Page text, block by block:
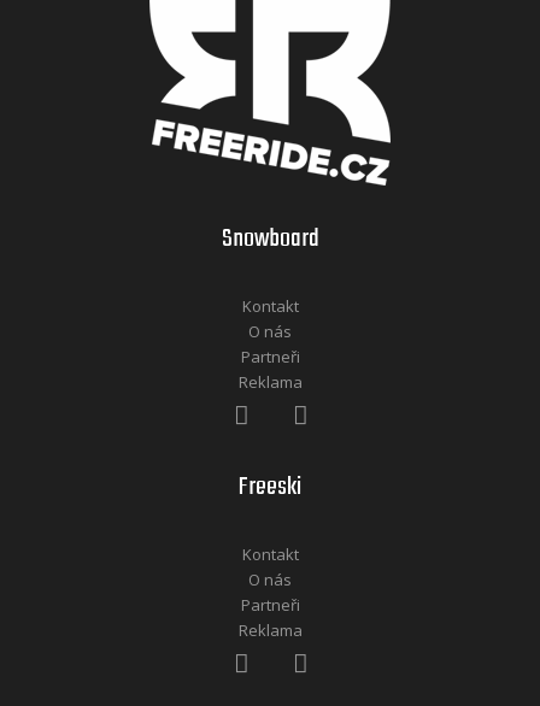
Snowboard
Kontakt
O nás
Partneři
Reklama
Freeski
Kontakt
O nás
Partneři
Reklama